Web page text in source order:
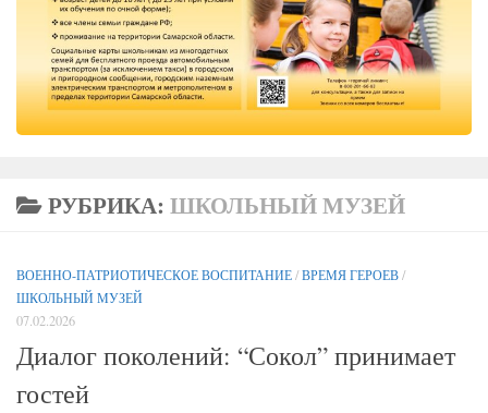
РУБРИКА: ШКОЛЬНЫЙ МУЗЕЙ
ВОЕННО-ПАТРИОТИЧЕСКОЕ ВОСПИТАНИЕ/ВРЕМЯ ГЕРОЕВ/
ШКОЛЬНЫЙ МУЗЕЙ
07.02.2026
Диалог поколений: “Сокол” принимает
гостей